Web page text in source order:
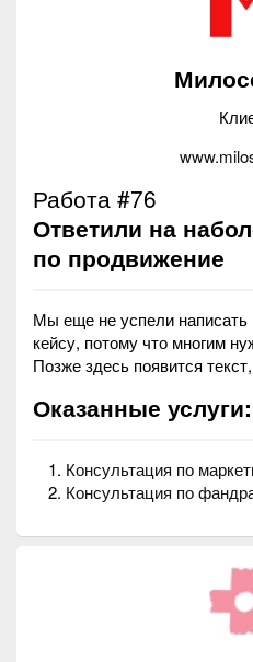
Работа #76
Ответили на
по продвижение
Мы еще не успели написать
кейсу, потому что многим
Позже здесь появится
Оказанные услуги:
Консультация по
Консультация по